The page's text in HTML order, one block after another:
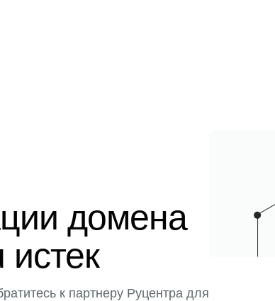
домена
к партнеру Руцентра для